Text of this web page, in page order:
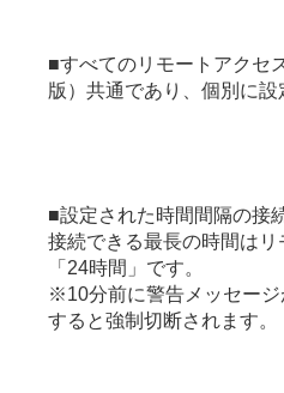
■すべてのリモートアクセ
版）共通であり、個別に設
■設定された時間間隔の接
接続できる最長の時間は
「24時間」です。
※10分前に警告メッセー
すると強制切断されます。